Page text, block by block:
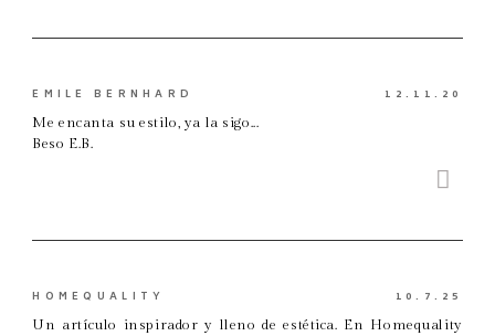
EMILE BERNHARD
12.11.20
Me encanta su estilo, ya la sigo...
Beso E.B.
HOMEQUALITY
10.7.25
Un artículo inspirador y lleno de estética. En Homequality